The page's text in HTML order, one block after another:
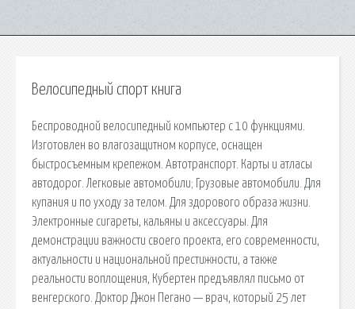
Велосипедный спорт книга
Беспроводной велосипедный компьютер с 10 функциями.
Изготовлен во влагозащитном корпусе, оснащен
быстросъемным крепежом. Автотранспорт. Карты и атласы
автодорог. Легковые автомобили; Грузовые автомобили. Для
купания и по уходу за телом. Для здорового образа жизни.
Электронные сигареты, кальяны и аксессуары. Для
демонстрации важности своего проекта, его современности,
актуальности и национальной престижности, а также
реальности воплощения, Кубертен предъявлял письмо от
венгерского. Доктор Джон Пегано — врач, который 25 лет